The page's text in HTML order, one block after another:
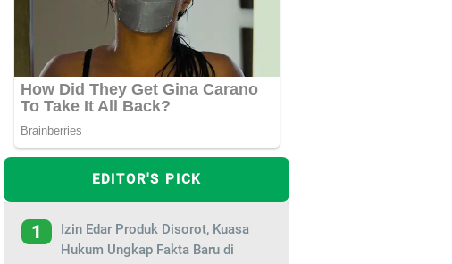
EDITOR'S PICK
1
Izin Edar Produk Disorot, Kuasa
Hukum Ungkap Fakta Baru di